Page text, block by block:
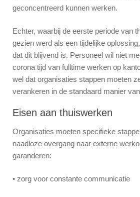
geconcentreerd kunnen werken.
Echter, waarbij de eerste periode van
gezien werd als een tijdelijke
dat dit blijvend is. Personeel wil niet
corona tijd van fulltime werken op
wel dat organisaties stappen moeten
verankeren in de standaard manier
Eisen aan thuiswerken
Organisaties moeten specifieke
naadloze overgang naar externe
garanderen:
• zorg voor constante communicatie